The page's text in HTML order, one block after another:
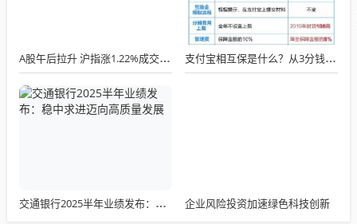
A股午后拉升 沪指涨1.22%成交缩至2万亿 支付宝相互保是什么？从3分钱到30元，分摊金额为什么越来越高
交通银行2025半年业绩发布：稳中求进迈向高质量发展 企业风险投资加速绿色科技创新